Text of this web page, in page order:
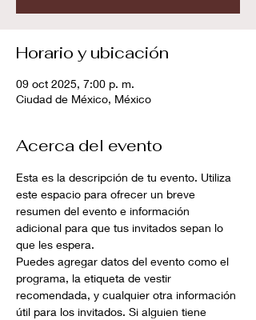
Horario y ubicación
09 oct 2025, 7:00 p. m.
Ciudad de México, México
Acerca del evento
Esta es la descripción de tu evento. Utiliza
este espacio para ofrecer un breve
resumen del evento e información
adicional para que tus invitados sepan lo
que les espera.
Puedes agregar datos del evento como el
programa, la etiqueta de vestir
recomendada, y cualquier otra información
útil para los invitados. Si alguien tiene